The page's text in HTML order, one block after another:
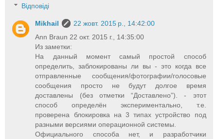
Відповіді
Mikhail
22 жовт. 2015 р., 14:42:00
Ann Braun 22 окт. 2015 г., 14:35:00
Из заметки:
На данный момент самый простой способ
определить, заблокированы ли вы - это когда все
отправленные сообщения/фотографии/голосовые
сообщения просто не будут долгое время
доставлены (без отметки “Доставлено”). - этот
способ определён экспериментально, т.е.
проверена блокировка на 3 типах устройство под
разными версиями операционной системы.
Официального способа нет, и разработчики